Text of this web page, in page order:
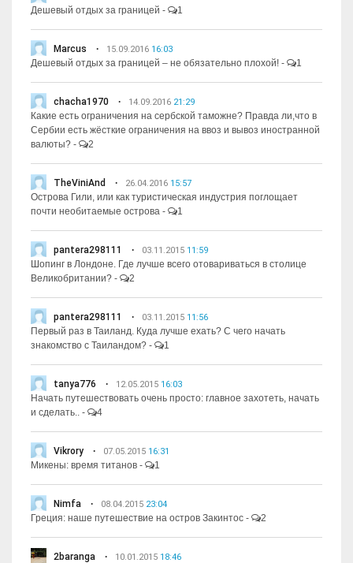
Дешевый отдых за границей - 1
Marcus 15.09.2016 16:03
Дешевый отдых за границей – не обязательно плохой! - 1
chacha1970 14.09.2016 21:29
Какие есть ограничения на сербской таможне? Правда ли,что в
Сербии есть жёсткие ограничения на ввоз и вывоз иностранной
валюты? - 2
TheViniAnd 26.04.2016 15:57
Острова Гили, или как туристическая индустрия поглощает
почти необитаемые острова - 1
pantera298111 03.11.2015 11:59
Шопинг в Лондоне. Где лучше всего отовариваться в столице
Великобритании? - 2
pantera298111 03.11.2015 11:56
Первый раз в Таиланд. Куда лучше ехать? С чего начать
знакомство с Таиландом? - 1
tanya776 12.05.2015 16:03
Начать путешествовать очень просто: главное захотеть, начать
и сделать..
- 4
Vikrory 07.05.2015 16:31
Микены: время титанов - 1
Nimfa 08.04.2015 23:04
Греция: наше путешествие на остров Закинтос - 2
2baranga 10.01.2015 18:46